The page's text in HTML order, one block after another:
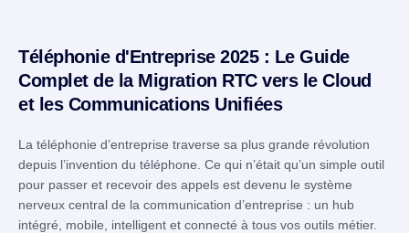
Téléphonie d'Entreprise 2025 : Le Guide
Complet de la Migration RTC vers le Cloud
et les Communications Unifiées
La téléphonie d’entreprise traverse sa plus grande révolution
depuis l’invention du téléphone. Ce qui n’était qu’un simple outil
pour passer et recevoir des appels est devenu le système
nerveux central de la communication d’entreprise : un hub
intégré, mobile, intelligent et connecté à tous vos outils métier.